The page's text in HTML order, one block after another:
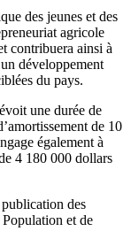
des jeunes et des
agricole
contribuera ainsi à
développement
du pays.
une durée de
de 10
également à
4 180 000 dollars
des
et de